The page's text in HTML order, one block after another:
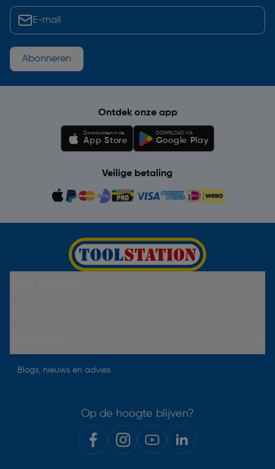
Abonneren
Ontdek onze app
Downloaden in de
App Store
DOWNLOAD VIA
Google Play
Veilige betaling
Blogs, nieuws en advies
Op de hoogte blijven?